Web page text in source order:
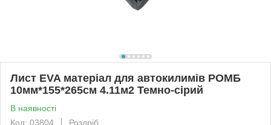
Лист EVA матеріал для автокилимів РОМБ
10мм*155*265см 4.11м2 Темно-сірий
В наявності
Код: 03804
Роздріб